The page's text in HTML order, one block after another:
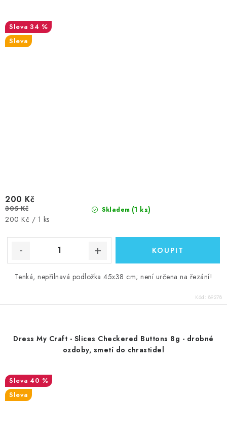
34 %
Sleva
Skladem (1 ks)
200 Kč
305 Kč
Měrná
200 Kč / 1 ks
Tenká, nepřilnavá podložka 45x38 cm; není určena na řezání!
Kód: 89278
Dress My Craft - Slices Checkered Buttons 8g - drobné
ozdoby, smetí do chrastidel
40 %
Sleva